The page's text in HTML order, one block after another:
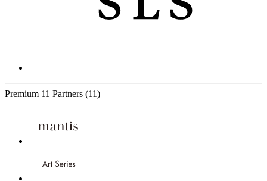
Premium 11 Partners (11)